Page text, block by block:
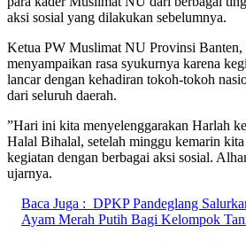
aksi sosial yang dilakukan sebelumnya.
‎Ketua PW Muslimat NU Provinsi Banten,
menyampaikan rasa syukurnya karena
lancar dengan kehadiran tokoh-tokoh
dari seluruh daerah.
‎”Hari ini kita menyelenggarakan Harlah
Halal Bihalal, setelah minggu kemarin
kegiatan dengan berbagai aksi sosial.
ujarnya.
Baca Juga : DPKP Pandeglang
Ayam Merah Putih Bagi Kelompok